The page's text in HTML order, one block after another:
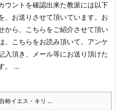
ウントを確認出来た教派には以下
、お送りさせて頂いています。 お
から、こちらをご紹介させて頂い
、こちらをお読み頂いて、アンケ
入頂き、メール等にお送り頂けた
。 ...
自称イエス・キリ ...